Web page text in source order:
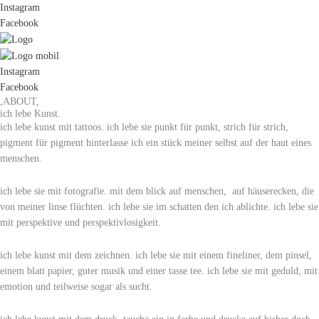
Instagram
Facebook
Instagram
Facebook
,ABOUT,
ich lebe Kunst.
ich lebe kunst mit tattoos. ich lebe sie punkt für punkt, strich für strich,
pigment für pigment hinterlasse ich ein stück meiner selbst auf der haut eines
menschen.
ich lebe sie mit fotografie. mit dem blick auf menschen, auf häuserecken, die
von meiner linse flüchten. ich lebe sie im schatten den ich ablichte. ich lebe sie
mit perspektive und perspektivlosigkeit.
ich lebe kunst mit dem zeichnen. ich lebe sie mit einem fineliner, dem pinsel,
einem blatt papier, guter musik und einer tasse tee. ich lebe sie mit geduld, mit
emotion und teilweise sogar als sucht.
Mandala
Menge
LINOLCUT
"CIRCLE
OF
LIFE"
Menge
LIEBE
WILL
RISKIERT
WERDEN
Menge